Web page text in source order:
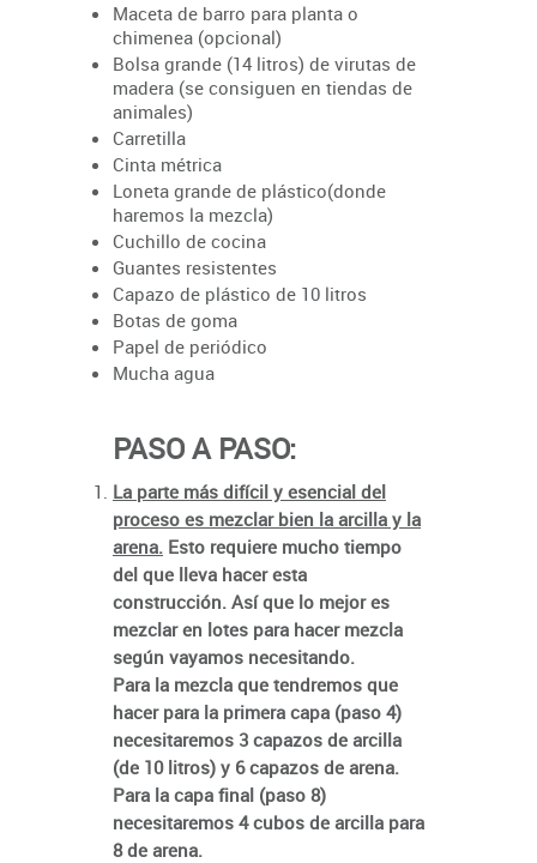
Maceta de barro para planta o
chimenea (opcional)
Bolsa grande (14 litros) de virutas de
madera (se consiguen en tiendas de
animales)
Carretilla
Cinta métrica
Loneta grande de plástico(donde
haremos la mezcla)
Cuchillo de cocina
Guantes resistentes
Capazo de plástico de 10 litros
Botas de goma
Papel de periódico
Mucha agua
PASO A PASO:
La parte más difícil y esencial del
proceso es mezclar bien la arcilla y la
arena. Esto requiere mucho tiempo
del que lleva hacer esta
construcción. Así que lo mejor es
mezclar en lotes para hacer mezcla
según vayamos necesitando.
Para la mezcla que tendremos que
hacer para la primera capa (paso 4)
necesitaremos 3 capazos de arcilla
(de 10 litros) y 6 capazos de arena.
Para la capa final (paso 8)
necesitaremos 4 cubos de arcilla para
8 de arena.